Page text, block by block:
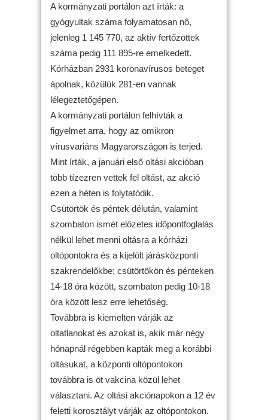
A kormányzati portálon azt írták: a
gyógyultak száma folyamatosan nő,
jelenleg 1 145 770, az aktív fertőzöttek
száma pedig 111 895-re emelkedett.
Kórházban 2931 koronavírusos beteget
ápolnak, közülük 281-en vannak
lélegeztetőgépen.
A kormányzati portálon felhívták a
figyelmet arra, hogy az omikron
vírusvariáns Magyarországon is terjed.
Mint írták, a januári első oltási akcióban
több tízezren vettek fel oltást, az akció
ezen a héten is folytatódik.
Csütörtök és péntek délután, valamint
szombaton ismét előzetes időpontfoglalás
nélkül lehet menni oltásra a kórházi
oltópontokra és a kijelölt járásközponti
szakrendelőkbe; csütörtökön és pénteken
14-18 óra között, szombaton pedig 10-18
óra között lesz erre lehetőség.
Továbbra is kiemelten várják az
oltatlanokat és azokat is, akik már négy
hónapnál régebben kapták meg a korábbi
oltásukat, a központi oltópontokon
továbbra is öt vakcina közül lehet
választani. Az oltási akciónapokon a 12 év
feletti korosztályt várják az oltópontokon.